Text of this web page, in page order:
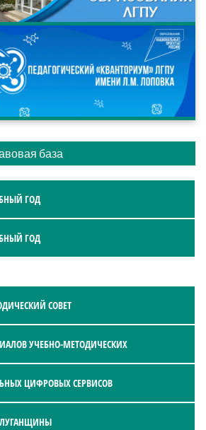
база
ГОД
ГОД
СОВЕТ
УЧЕБНО-МЕТОДИЧЕСКИХ
ЦИФРОВЫХ СЕРВИСОВ
ЛУГАНЩИНЫ